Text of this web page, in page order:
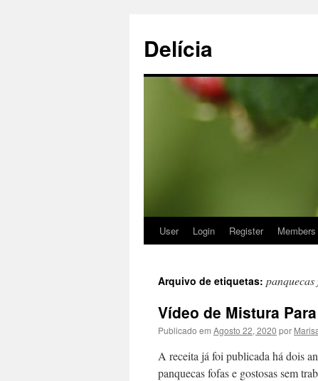
Delícia
Saltar
conteúdo
User Login Register Members
Arquivo de etiquetas: panquecas
Vídeo de Mistura
Publicado em Agosto 22, 2020 por
A receita já foi publicada há dois
panquecas fofas e gostosas sem